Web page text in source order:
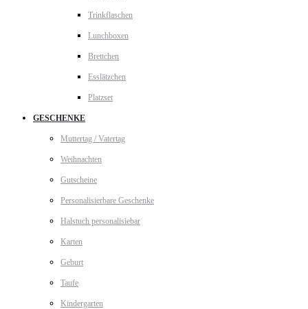
Trinkflaschen
Lunchboxen
Brettchen
Esslätzchen
Platzset
GESCHENKE
Muttertag / Vatertag
Weihnachten
Gutscheine
Personalisierbare Geschenke
Halstuch personalisiebar
Karten
Geburt
Taufe
Kindergarten